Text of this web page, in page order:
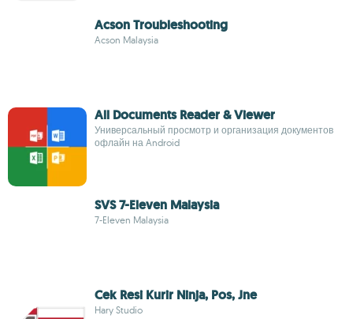
Acson Troubleshooting
Acson Malaysia
All Documents Reader & Viewer
Универсальный просмотр и организация документов
офлайн на Android
SVS 7-Eleven Malaysia
7-Eleven Malaysia
Cek Resi Kurir Ninja, Pos, Jne
Hary Studio